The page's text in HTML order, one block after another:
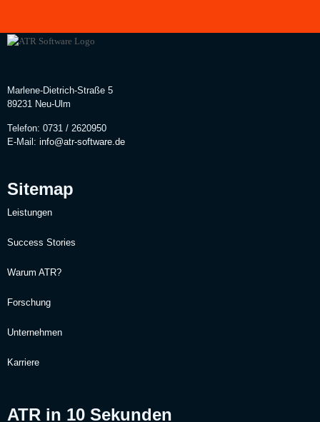
Marlene-Dietrich-Straße 5
89231 Neu-Ulm
Telefon: 0731 / 2620950
E-Mail: info@atr-software.de
Sitemap
Leistungen
Success Stories
Warum ATR?
Forschung
Unternehmen
Karriere
ATR in 10 Sekunden